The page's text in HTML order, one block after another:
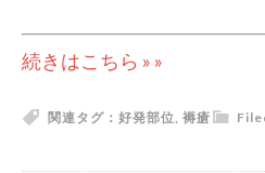
続きはこちら » »
関連タグ： 好発部位 褥瘡